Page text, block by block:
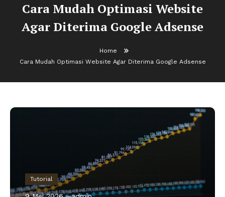
Cara Mudah Optimasi Website
Agar Diterima Google Adsense
Home
Cara Mudah Optimasi Website Agar Diterima Google Adsense
Tutorial